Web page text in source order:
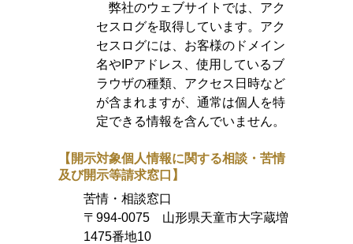
弊社のウェブサイトでは、アク
セスログを取得しています。アク
セスログには、お客様のドメイン
名やIPアドレス、使用しているブ
ラウザの種類、アクセス日時など
が含まれますが、通常は個人を特
定できる情報を含んでいません。
【開示対象個人情報に関する相談・苦情
及び開示等請求窓口】
苦情・相談窓口
〒994-0075 山形県天童市大字蔵増
1475番地10